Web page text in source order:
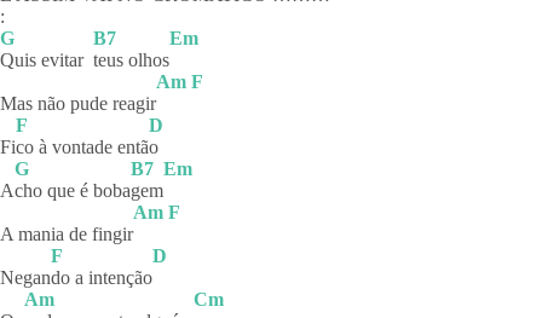
:
G
Quis evitar
B7
teus olhos
Em
Mas não pude reagir
Am F
Fi
F
co à vontade entã
D
o
A
G
cho que é boba
B7
gem
Em
A mania de fingir
Am F
Negan
F
do a intenção
D
Am
Cm